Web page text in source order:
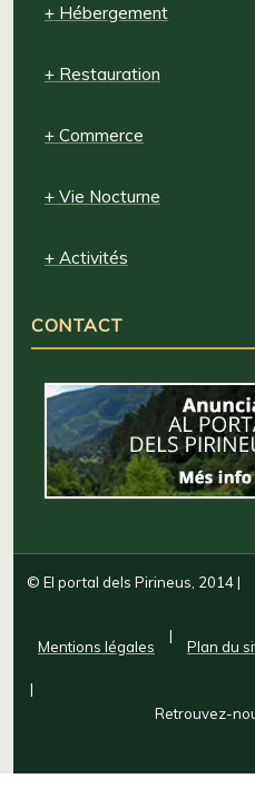
+ Hébergement
+ Restauration
+ Commerce
+ Vie Nocturne
+ Activités
CONTACT
© El portal dels Pirineus, 2014|
Mentions légales
|
Plan du
|
Retrouvez-